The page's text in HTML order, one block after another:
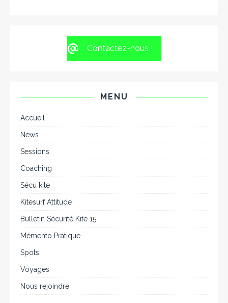
Contactez-nous !
MENU
Accueil
News
Sessions
Coaching
Sécu kite
Kitesurf Attitude
Bulletin Sécurité Kite 15
Mémento Pratique
Spots
Voyages
Nous rejoindre